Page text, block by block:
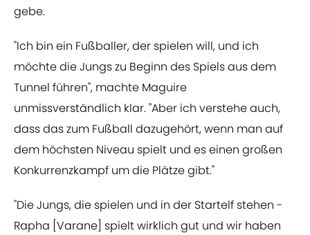
gebe.
"Ich bin ein Fußballer, der spielen will, und ich
möchte die Jungs zu Beginn des Spiels aus dem
Tunnel führen", machte Maguire
unmissverständlich klar. "Aber ich verstehe auch,
dass das zum Fußball dazugehört, wenn man auf
dem höchsten Niveau spielt und es einen großen
Konkurrenzkampf um die Plätze gibt."
"Die Jungs, die spielen und in der Startelf stehen -
Rapha [Varane] spielt wirklich gut und wir haben